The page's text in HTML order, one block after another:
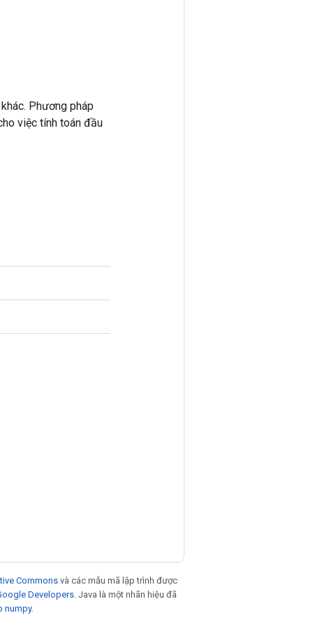
Phương pháp
việc tính toán đầu
Commons và các mẫu mã lập trình được
Developers . Java là một nhãn hiệu đã
numpy.